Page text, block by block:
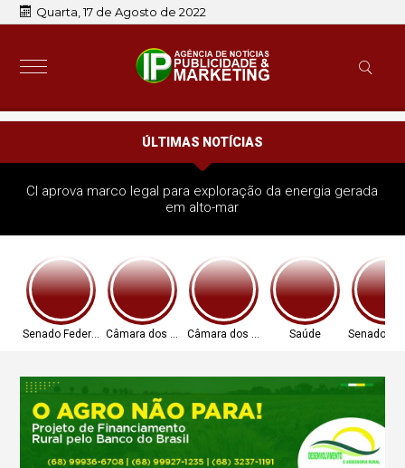
Quarta, 17 de Agosto de 2022
ÚLTIMAS NOTÍCIAS
CI aprova marco legal para exploração da energia gerada
em alto-mar
Senado Federal Câmara dos DeputadosCâmara dos DeputadosSaúde Senado